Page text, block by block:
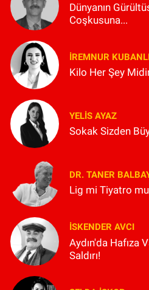
Dünyanın
Coşkusuna...
İREMNUR
Kilo Her Şey
YELIS AYAZ
Sokak Sizden
DR. TANER
Lig mi Tiyatro
İSKENDER AVCI
Aydın'da Hafıza
Saldırı!